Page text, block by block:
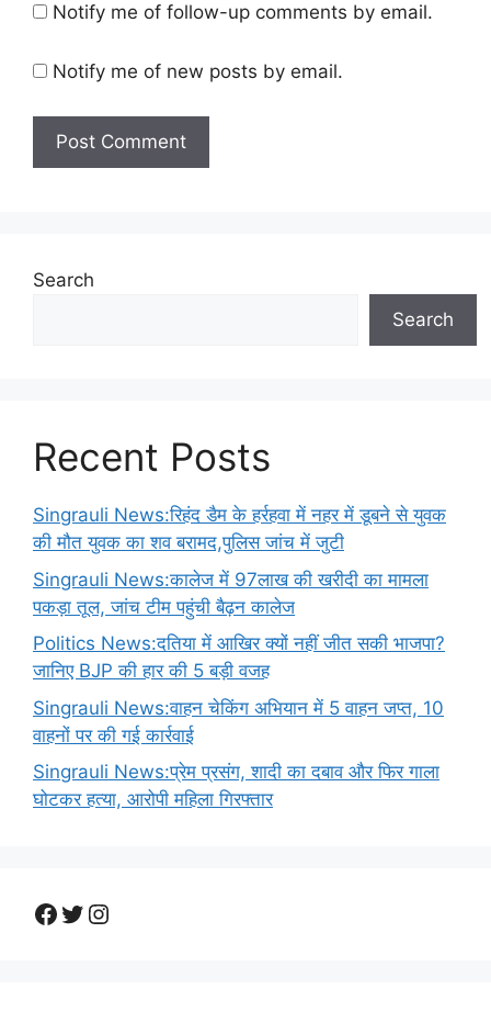
Notify me of follow-up comments by email.
Notify me of new posts by email.
Search
Search
Recent Posts
Singrauli News:रिहंद डैम के हर्रहवा में नहर में डूबने से युवक
की मौत युवक का शव बरामद,पुलिस जांच में जुटी
Singrauli News:कालेज में 97लाख की खरीदी का मामला
पकड़ा तूल, जांच टीम पहुंची बैढ़न कालेज
Politics News:दतिया में आखिर क्यों नहीं जीत सकी भाजपा?
जानिए BJP की हार की 5 बड़ी वजह
Singrauli News:वाहन चेकिंग अभियान में 5 वाहन जप्त, 10
वाहनों पर की गई कार्रवाई
Singrauli News:प्रेम प्रसंग, शादी का दबाव और फिर गाला
घोटकर हत्या, आरोपी महिला गिरफ्तार
Facebook
Twitter
Instagram